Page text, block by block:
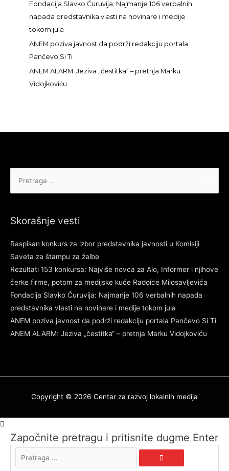
Fondacija Slavko Ćuruvija: Najmanje 106 verbalnih
napada predstavnika vlasti na novinare i medije
tokom jula
ANEM poziva javnost da podrži redakciju portala
Pančevo Si Ti
ANEM ALARM: Jeziva „čestitka“ – pretnja Marku
Vidojkoviću
Skorašnje vesti
Raspisan konkurs za izbor predstavnika javnosti u Komisiji
Saveta za štampu za žalbe
Rezultati 153 konkursa: Najviše novca za Alo, Informer i njihove
ćerke firme, potom za medijske kuće Radoice Milosavljevića
Fondacija Slavko Ćuruvija: Najmanje 106 verbalnih napada
predstavnika vlasti na novinare i medije tokom jula
ANEM poziva javnost da podrži redakciju portala Pančevo Si Ti
ANEM ALARM: Jeziva „čestitka“ – pretnja Marku Vidojkoviću
Copyright © 2026 Centar za razvoj lokalnih medija
Započnite pretragu i pritisnite dugme Enter
Pretraga
…